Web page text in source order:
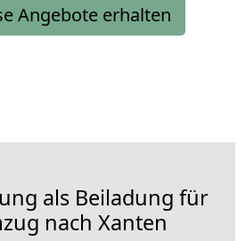
Angebote erhalten
als Beiladung für
nach Xanten